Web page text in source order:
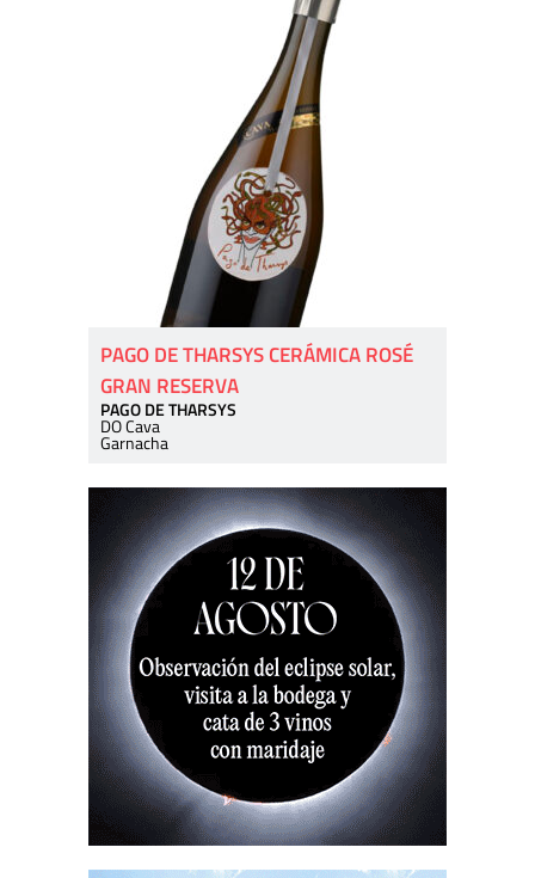
PAGO DE THARSYS CERÁMICA ROSÉ
GRAN RESERVA
PAGO DE THARSYS
DO Cava
Garnacha